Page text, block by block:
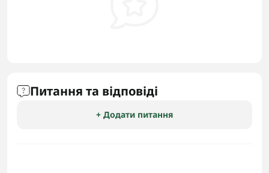
Питання та відповіді
+ Додати питання